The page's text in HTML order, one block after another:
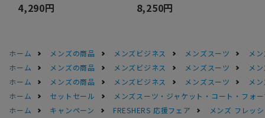
4,290円 8,250円
ホーム メンズの商品 メンズビジネス メンズスーツ
メ
ホーム
メンズの商品 メンズビジネス メンズスーツ
メ
ホーム
メンズの商品 メンズビジネス メンズスーツ
メ
ホーム
セットセール
メンズスーツ・ジャケット・コート・フォ
ホーム
キャンペーン FRESHERS 応援フェア メンズ フレッ